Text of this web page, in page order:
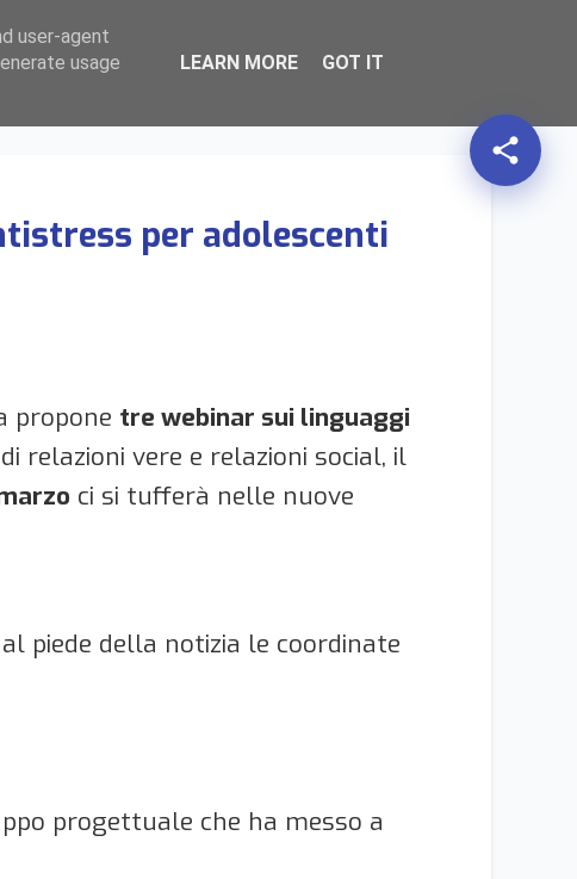
HOMEAZIONIexpand_moreTERRITORIO
per adolescenti
share
propone tre webinar sui linguaggi
relazioni vere e relazioni social, il
ci si tufferà nelle nuove
piede della notizia le coordinate
progettuale che ha messo a
user-agent
usage
LEARN MORE GOT IT